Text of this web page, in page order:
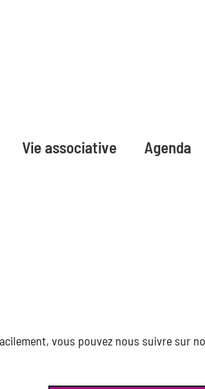
Vie associative Agenda
vous pouvez nous suivre sur